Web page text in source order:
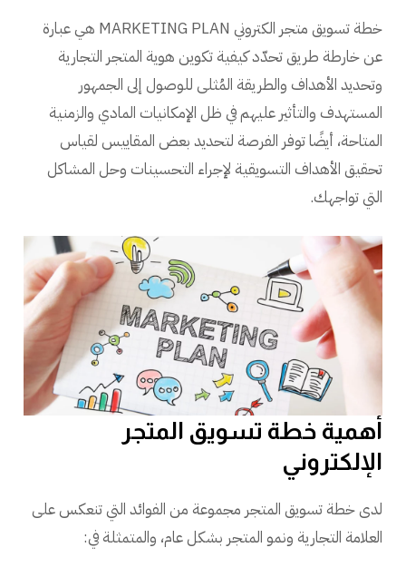
خطة تسويق متجر الكتروني MARKETING PLAN هي عبارة
عن خارطة طريق تحدّد كيفية تكوين هوية المتجر التجارية
وتحديد الأهداف والطريقة المُثلى للوصول إلى الجمهور
المستهدف والتأثير عليهم في ظل الإمكانيات المادي والزمنية
المتاحة، أيضًا توفر الفرصة لتحديد بعض المقاييس لقياس
تحقيق الأهداف التسويقية لإجراء التحسينات وحل المشاكل
التي تواجهك.
أهمية خطة تسويق المتجر
الإلكتروني
لدى خطة تسويق المتجر مجموعة من الفوائد التي تنعكس على
العلامة التجارية ونمو المتجر بشكل عام، والمتمثلة في: